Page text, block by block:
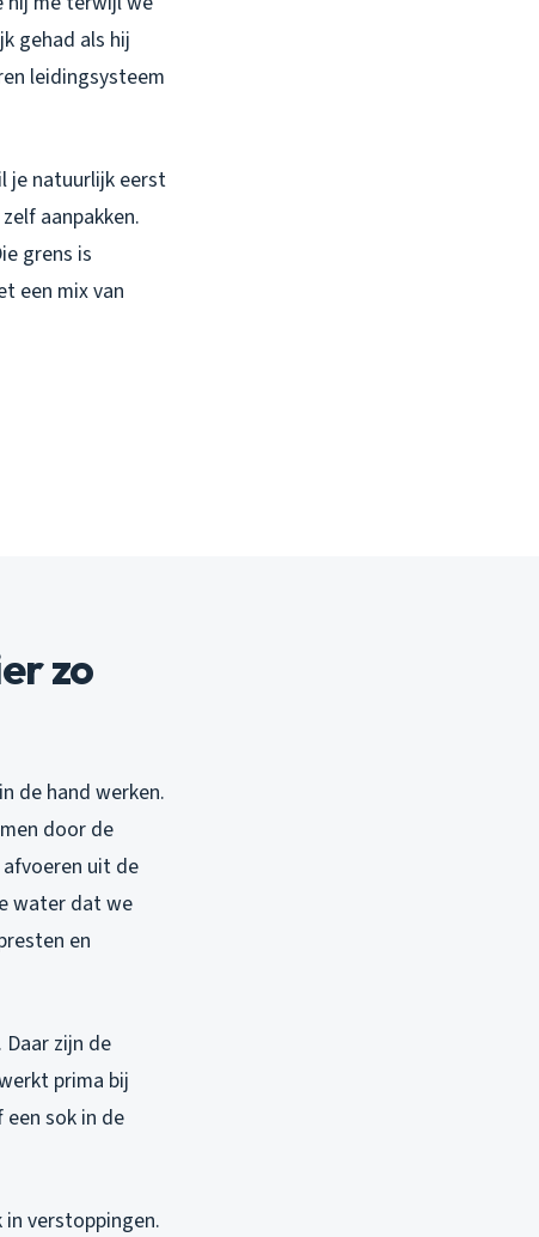
gehad als hij
leidingsysteem
je natuurlijk eerst
aanpakken.
grens is
een mix van
zo
de hand werken.
door de
uit de
water dat we
en
zijn de
prima bij
sok in de
in verstoppingen.